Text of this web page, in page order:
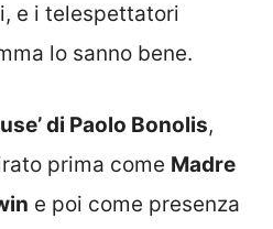
e i telespettatori
lo sanno bene.
di Paolo Bonolis,
prima come Madre
e poi come presenza